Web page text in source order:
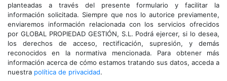
planteadas a través del presente formulario y facilitar la
información solicitada. Siempre que nos lo autorice previamente,
enviaremos información relacionada con los servicios ofrecidos
por GLOBAL PROPIEDAD GESTIÓN, S.L. Podrá ejercer, si lo desea,
los derechos de acceso, rectificación, supresión, y demás
reconocidos en la normativa mencionada. Para obtener más
información acerca de cómo estamos tratando sus datos, acceda a
nuestra política de privacidad.